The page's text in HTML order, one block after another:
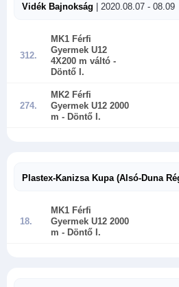
Vidék Bajnokság | 2020.08.07 - 08.09
312.
MK1 Férfi
Gyermek U12
4X200 m váltó -
Döntő I.
274.
MK2 Férfi
Gyermek U12 2000
m - Döntő I.
Plastex-Kanizsa Kupa (Alsó-Duna
18.
MK1 Férfi
Gyermek U12 2000
m - Döntő I.